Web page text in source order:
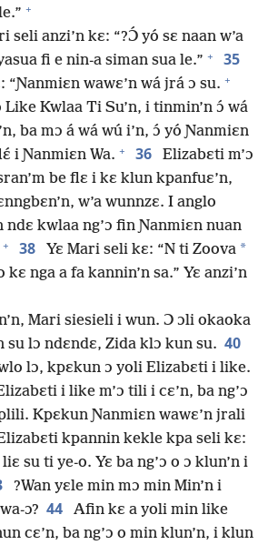
+
seli anzi’n kɛ: “?Ɔ́ yó sɛ naan w’a
fi e nin-a siman sua le.” + 35
“Ɲanmiɛn wawɛ’n wá jrá ɔ su. +
Like Kwlaa Ti Su’n, i tinmin’n ɔ́ wá
ba mɔ á wá wú i’n, ɔ́ yó Ɲanmiɛn
i Ɲanmiɛn Wa. + 36
Elizabɛti m’ɔ
be flɛ i kɛ klun kpanfuɛ’n,
w’a wunnzɛ. I anglo
ndɛ kwlaa ng’ɔ fin Ɲanmiɛn nuan
+ 38 Yɛ Mari seli kɛ: “N ti Zoova *
nga a fa kannin’n sa.” Yɛ anzi’n
Mari siesieli i wun. Ɔ ɔli okaoka
su lɔ ndɛndɛ, Zida klɔ kun su. 40
lɔ, kpɛkun ɔ yoli Elizabɛti i like.
i like m’ɔ tili i cɛ’n, ba ng’ɔ
Kpɛkun Ɲanmiɛn wawɛ’n jrali
kpannin kekle kpa seli kɛ:
liɛ su ti ye-o. Yɛ ba ng’ɔ o ɔ klun’n i
?Wan yɛle min mɔ min Min’n i
ɔ? 44
Afin kɛ a yoli min like
cɛ’n, ba ng’ɔ o min klun’n, i klun